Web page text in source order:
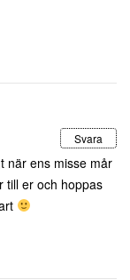
Svara
när ens misse mår
till er och hoppas